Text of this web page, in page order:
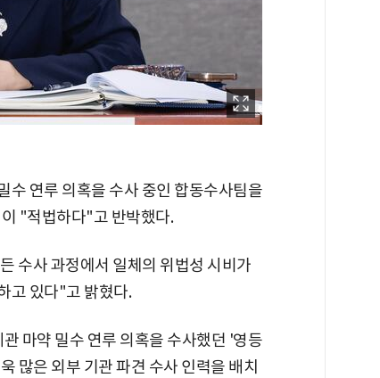
수 연루 의혹을 수사 중인 합동수사팀을
"적법하다"고 반박했다.
수사 과정에서 일체의 위법성 시비가
고 있다"고 밝혔다.
마약 밀수 연루 의혹을 수사했던 '영등
많은 외부 기관 파견 수사 인력을 배치